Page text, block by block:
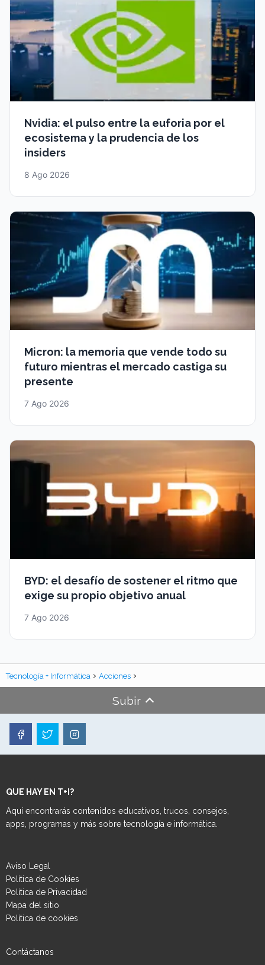
Nvidia: el pulso entre la euforia por el
ecosistema y la prudencia de los
insiders
8 Ago 2026
Micron: la memoria que vende todo su
futuro mientras el mercado castiga su
presente
7 Ago 2026
BYD: el desafío de sostener el ritmo que
exige su propio objetivo anual
7 Ago 2026
Tecnología + Informática Acciones
Subir
QUE HAY EN T+I?
Aquí encontrarás contenidos educativos, trucos, consejos,
apps, programas y más sobre tecnología e informática.
Aviso Legal
Política de Cookies
Política de Privacidad
Mapa del sitio
Política de cookies
Contáctanos